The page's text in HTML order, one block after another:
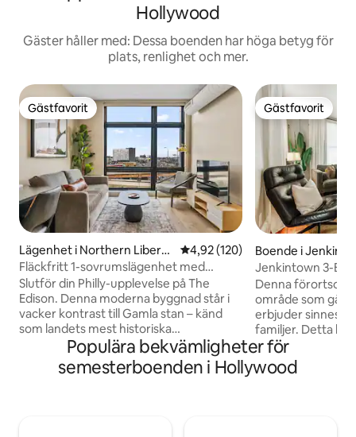
Hollywood
Gäster håller med: Dessa boenden har höga betyg för
plats, renlighet och mer.
Gästfavorit
Gästfavorit
Lägenhet i Northern Liberti
es
4,92 av 5 i genomsnittligt
4,92 (120)
Fläckfritt 1-sovrumslägenhet med
takterrass|Gamla stan|Förstklassig utsikt
Slutför din Philly-upplevelse på The
Edison. Denna moderna byggnad står i
vacker kontrast till Gamla stan – känd
som landets mest historiska
kvadratkilometer. Promenera till de
bästa restaurangerna, affärer,
Independence Hall, Liberty Bell, Race
Gästfavorit
Gästfavorit
Boende i
Jenkintown 3-BR
Philadelphia
Denna
område som går
erbjuder
familjer. Detta
från mitten av
kombination
bekvämligheter
Populära bekvämligheter för
semesterboenden i Hollywood